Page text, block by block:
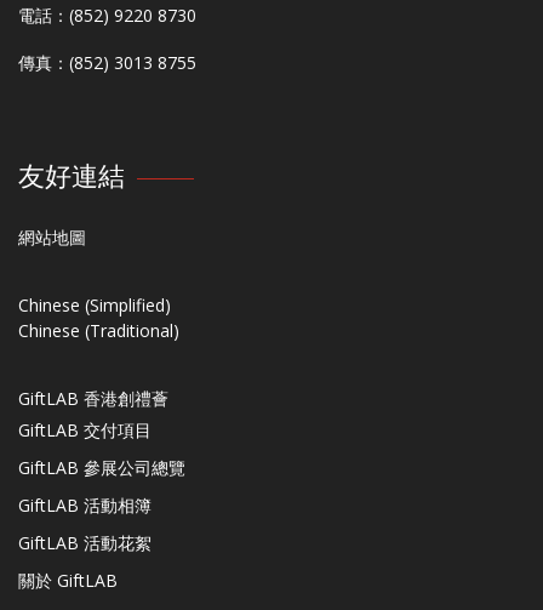
電話：(852) 9220 8730
傳真：(852) 3013 8755
友好連結
網站地圖
Chinese (Simplified)
Chinese (Traditional)
GiftLAB 香港創禮薈
GiftLAB 交付項目
GiftLAB 參展公司總覽
GiftLAB 活動相簿
GiftLAB 活動花絮
關於 GiftLAB